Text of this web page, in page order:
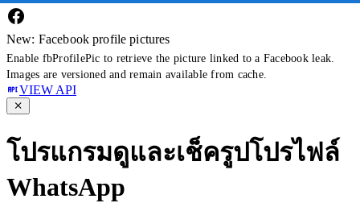
New: Facebook profile pictures
Enable fbProfilePic to retrieve the picture linked to a Facebook leak.
Images are versioned and remain available from cache.
VIEW API
โปรแกรมดูและเช็ครูปโปรไฟล์
WhatsApp